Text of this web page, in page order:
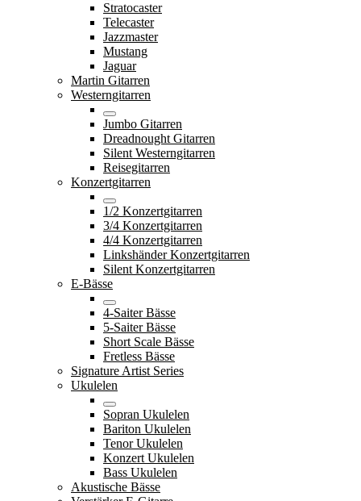
Stratocaster
Telecaster
Jazzmaster
Mustang
Jaguar
Martin Gitarren
Westerngitarren
Jumbo Gitarren
Dreadnought Gitarren
Silent Westerngitarren
Reisegitarren
Konzertgitarren
1/2 Konzertgitarren
3/4 Konzertgitarren
4/4 Konzertgitarren
Linkshänder Konzertgitarren
Silent Konzertgitarren
E-Bässe
4-Saiter Bässe
5-Saiter Bässe
Short Scale Bässe
Fretless Bässe
Signature Artist Series
Ukulelen
Sopran Ukulelen
Bariton Ukulelen
Tenor Ukulelen
Konzert Ukulelen
Bass Ukulelen
Akustische Bässe